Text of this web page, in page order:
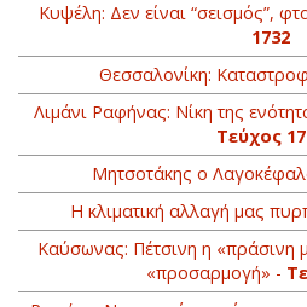
Κυψέλη: Δεν είναι “σεισμός”,
1732
Θεσσαλονίκη:
Λιμάνι Ραφήνας: Νίκη της
Τεύχος
Μητσοτάκης ο
Η κλιματική αλλαγή μας
Καύσωνας: Πέτσινη η «πράσινη
«προσαρμογή» -